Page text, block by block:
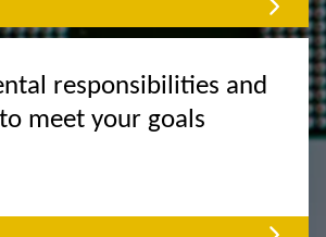
responsibilities and
meet your goals